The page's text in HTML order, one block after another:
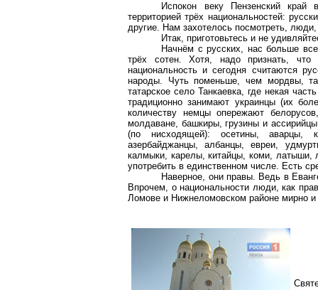
Испокон веку Пензенский
территорией трёх национальностей:
другие. Нам захотелось посмотреть,
Итак, приготовьтесь и не
Начнём с русских, нас больше
трёх сотен. Хотя, надо признать,
национальность и сегодня считаются
народы. Чуть поменьше, чем мордвы,
татарское селоТанкаевка, где некая
традиционно занимают украинцы (их
количеству немцы опережают
молдаване, башкиры, грузины и
(по нисходящей): осетины, аварцы,
азербайджанцы, албанцы, евреи,
калмыки, карелы, китайцы, коми, латыши,
употребить в единственном числе. Есть
Наверное, они правы. Ведь в
Впрочем, о национальности люди, как
Ломове и Нижнеломовском районе мирно